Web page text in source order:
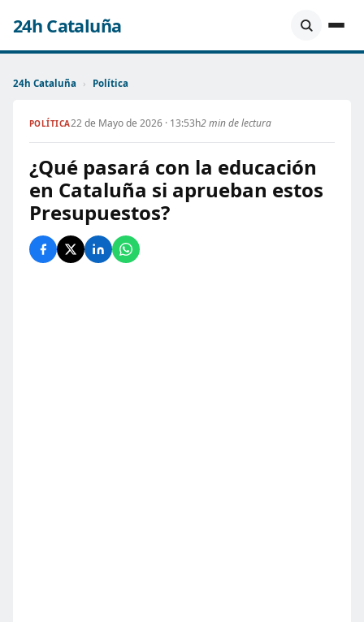
24h Cataluña
24h Cataluña › Política
POLÍTICA22 de Mayo de 2026 · 13:53h2 min de lectura
¿Qué pasará con la educación
en Cataluña si aprueban estos
Presupuestos?